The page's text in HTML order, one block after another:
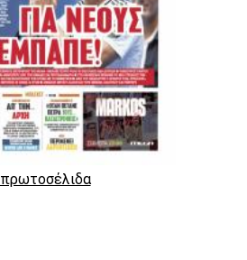
πρωτοσέλιδα